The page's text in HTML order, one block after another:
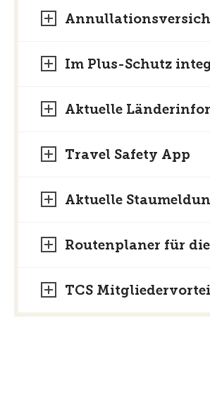
Im Plus-Schutz
Aktuelle
Travel Safety App
Aktuelle
Routenplaner für
TCS